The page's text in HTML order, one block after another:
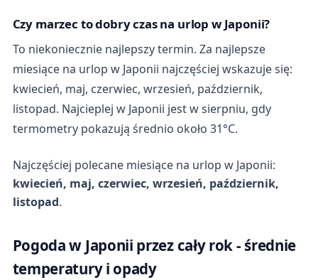
Czy marzec to dobry czas na urlop w Japonii?
To niekoniecznie najlepszy termin. Za najlepsze
miesiące na urlop w Japonii najczęściej wskazuje się:
kwiecień, maj, czerwiec, wrzesień, październik,
listopad. Najcieplej w Japonii jest w sierpniu, gdy
termometry pokazują średnio około 31°C.
Najczęściej polecane miesiące na urlop w Japonii:
kwiecień, maj, czerwiec, wrzesień, październik,
listopad.
Pogoda w Japonii przez cały rok - średnie
temperatury i opady